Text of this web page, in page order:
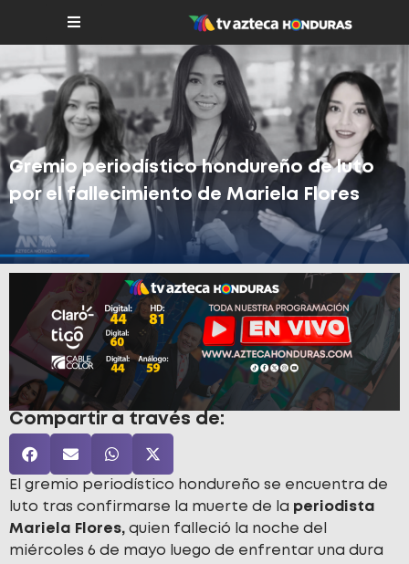
Gremio periodístico hondureño de luto
por el fallecimiento de Mariela Flores
Compartir a través de:
El gremio periodístico hondureño se encuentra de
luto tras confirmarse la muerte de la periodista
Mariela Flores, quien falleció la noche del
miércoles 6 de mayo luego de enfrentar una dura